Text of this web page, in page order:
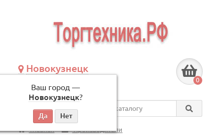
Новокузнецк
Ваш город —
Новокузнецк?
по будням, с 09:00 до 18:00
0
Везде
Главная
Производители